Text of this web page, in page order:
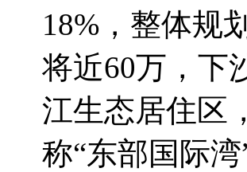
18%，整体
将近60万，下
江生态居住区
称“东部国际